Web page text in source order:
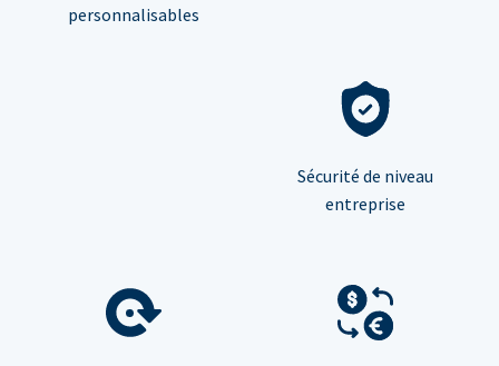
personnalisables
Sécurité de niveau
entreprise